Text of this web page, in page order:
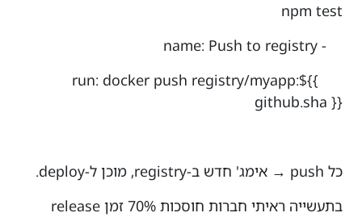
npm test
- name: Push to registry
run: docker push registry/myapp:${{
github.sha }}
כל push → אימג' חדש ב-registry, מוכן ל-deploy.
בתעשייה ראיתי חברות חוסכות 70% זמן release